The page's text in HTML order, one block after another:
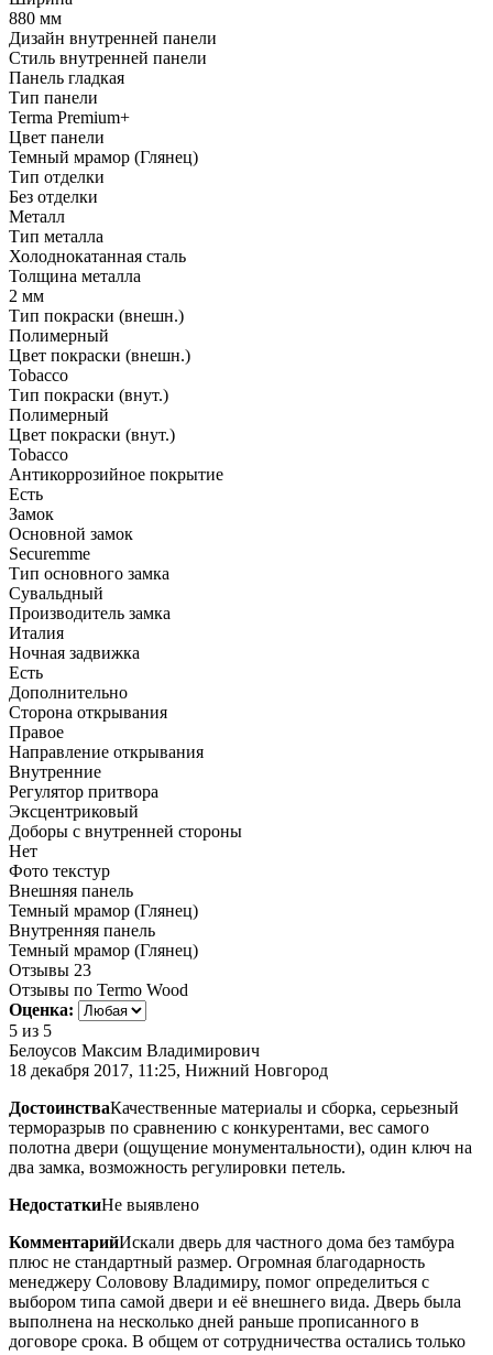
880 мм
Дизайн внутренней панели
Стиль внутренней панели
Панель гладкая
Тип панели
Terma Premium+
Цвет панели
Темный мрамор (Глянец)
Тип отделки
Без отделки
Металл
Тип металла
Холоднокатанная сталь
Толщина металла
2 мм
Тип покраски (внешн.)
Полимерный
Цвет покраски (внешн.)
Tobacco
Тип покраски (внут.)
Полимерный
Цвет покраски (внут.)
Tobacco
Антикоррозийное покрытие
Есть
Замок
Основной замок
Securemme
Тип основного замка
Сувальдный
Производитель замка
Италия
Ночная задвижка
Есть
Дополнительно
Сторона открывания
Правое
Направление открывания
Внутренние
Регулятор притвора
Эксцентриковый
Доборы с внутренней стороны
Нет
Фото текстур
Внешняя панель
Темный мрамор (Глянец)
Внутренняя панель
Темный мрамор (Глянец)
Отзывы 23
Отзывы по Termo Wood
Оценка:
5 из 5
Белоусов Максим Владимирович
18 декабря 2017, 11:25, Нижний Новгород
ДостоинстваКачественные материалы и сборка, серьезный
терморазрыв по сравнению с конкурентами, вес самого
полотна двери (ощущение монументальности), один ключ на
два замка, возможность регулировки петель.
НедостаткиНе выявлено
КомментарийИскали дверь для частного дома без тамбура
плюс не стандартный размер. Огромная благодарность
менеджеру Соловову Владимиру, помог определиться с
выбором типа самой двери и её внешнего вида. Дверь была
выполнена на несколько дней раньше прописанного в
договоре срока. В общем от сотрудничества остались только